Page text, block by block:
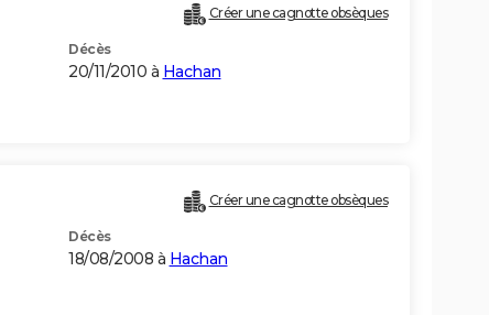
Créer une cagnotte obsèques
Décès
20/11/2010 à Hachan
Créer une cagnotte obsèques
Décès
18/08/2008 à Hachan